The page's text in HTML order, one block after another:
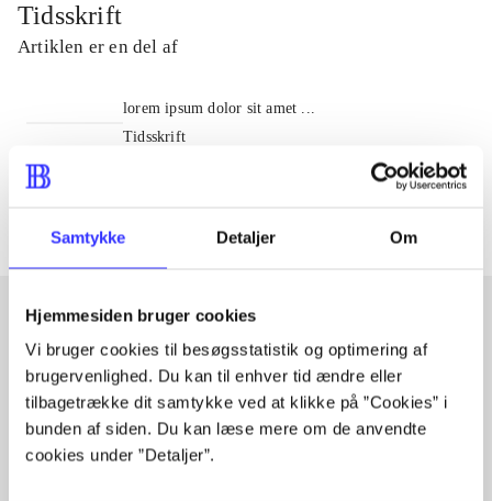
Samtykke Detaljer Om
Hjemmesiden bruger cookies
Vi bruger cookies til besøgsstatistik og optimering af
brugervenlighed. Du kan til enhver tid ændre eller
tilbagetrække dit samtykke ved at klikke på ”Cookies” i
bunden af siden. Du kan læse mere om de anvendte
cookies under ”Detaljer”.
Tidsskrift
Artiklen er en del af
lorem ipsum dolor sit amet ...
Tidsskrift
Artiklerne i
Artikler med samme emner
Fra